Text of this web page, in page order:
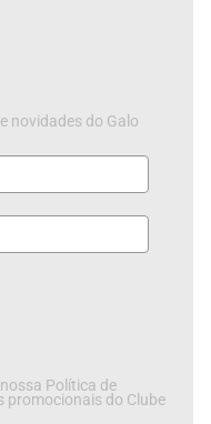
novidades do Galo
Política de
promocionais do Clube